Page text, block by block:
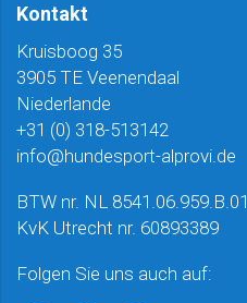
Kontakt
Kruisboog 35
3905 TE Veenendaal
Niederlande
+31 (0) 318-513142
info@hundesport-alprovi.de
BTW nr. NL 8541.06.959.B.01
KvK Utrecht nr. 60893389
Folgen Sie uns auch auf: